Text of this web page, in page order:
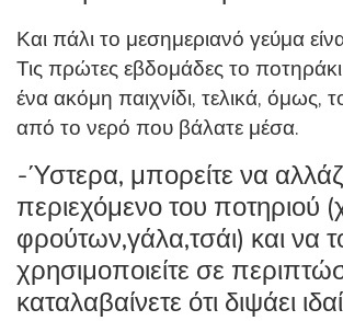
Και πάλι το μεσημεριανό γεύμα
Τις πρώτες εβδομάδες το
ένα ακόμη παιχνίδι, τελικά, όμως,
από το νερό που βάλατε μέσα.
-Ύστερα, μπορείτε να
περιεχόμενο του ποτηριού
φρούτων,γάλα,τσάι) και να
χρησιμοποιείτε σε
καταλαβαίνετε ότι διψάει